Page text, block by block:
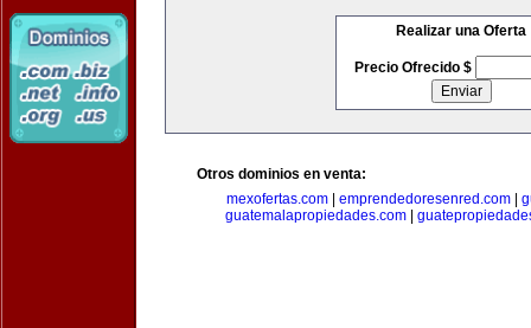
Realizar una Oferta
Precio Ofrecido $
Otros dominios en venta:
mexofertas.com
emprendedoresenred.com
guatemalapropiedades.com|